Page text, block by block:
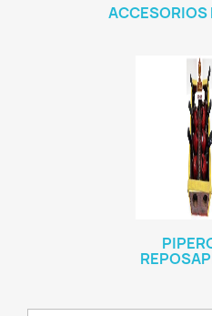
ACCESORIOS